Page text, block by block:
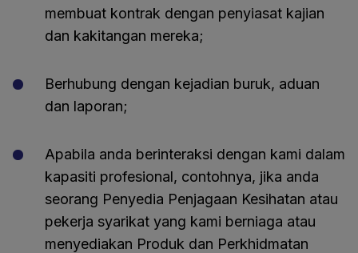
membuat kontrak dengan penyiasat kajian
dan kakitangan mereka;
Berhubung dengan kejadian buruk, aduan
dan laporan;
Apabila anda berinteraksi dengan kami dalam
kapasiti profesional, contohnya, jika anda
seorang Penyedia Penjagaan Kesihatan atau
pekerja syarikat yang kami berniaga atau
menyediakan Produk dan Perkhidmatan